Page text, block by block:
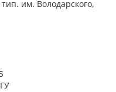
им. Володарского,